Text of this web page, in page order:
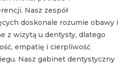
Nasz zespół
doskonale rozumie obawy i
z wizytą u dentysty, dlatego
empatię i cierpliwość
Nasz gabinet dentystyczny